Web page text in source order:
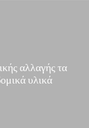
αλλαγής τα
υλικά